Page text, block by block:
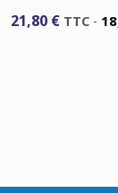
21,80 € TTC -